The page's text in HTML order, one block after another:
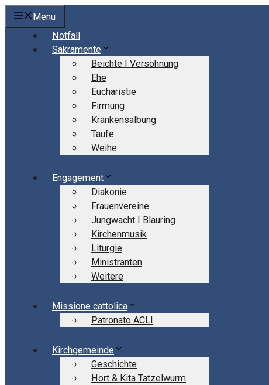
Springe
zum
Menu
Notfall
Sakramente
Beichte I Versöhnung
Ehe
Eucharistie
Firmung
Krankensalbung
Taufe
Weihe
Engagement
Diakonie
Frauenvereine
Jungwacht I Blauring
Kirchenmusik
Liturgie
Ministranten
Weitere
Missione cattolica
Patronato ACLI
Kirchgemeinde
Geschichte
Hort & Kita Tatzelwurm